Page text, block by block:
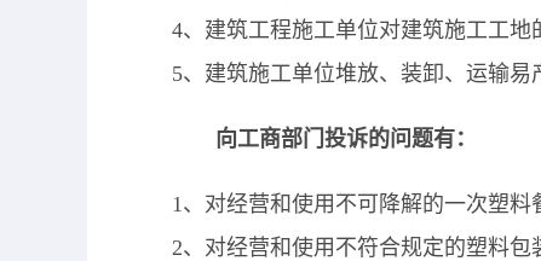
4、建筑工程施工单位对建筑施工工地
5、建筑施工单位堆放、装卸、运输易
向工商部门投诉的问题有：
1、对经营和使用不可降解的一次塑料
2、对经营和使用不符合规定的塑料包